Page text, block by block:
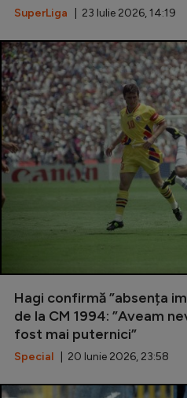
CM 2026
Premier
LaLiga
Serie A
Bundesliga
Ligue 1
Campionate
Starurile
Stranieri
Clasamente
Tenis
SuperLiga | 23 Iulie 2026, 14:19
Hagi confirmă ”absența
de la CM 1994: ”Aveam
fost mai puternici”
Special | 20 Iunie 2026, 23:58